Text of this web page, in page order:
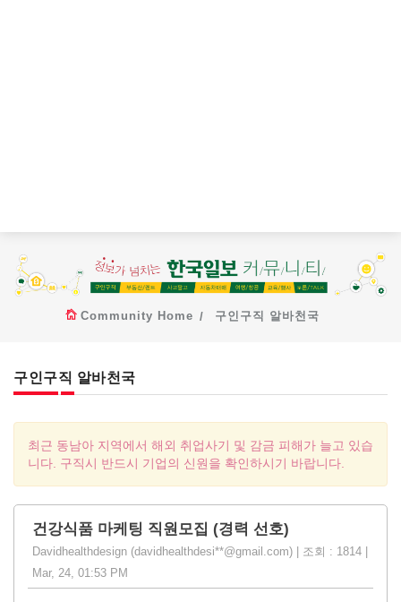
Community Home 구인구직 알바천국
구인구직 알바천국
최근 동남아 지역에서 해외 취업사기 및 감금 피해가 늘고 있습
니다. 구직시 반드시 기업의 신원을 확인하시기 바랍니다.
건강식품 마케팅 직원모집 (경력 선호)
Davidhealthdesign (davidhealthdesi**@gmail.com) | 조회 : 1814 |
Mar, 24, 01:53 PM